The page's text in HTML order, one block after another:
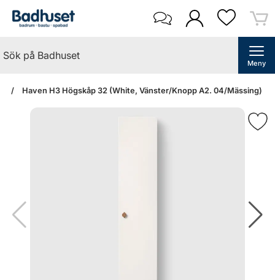
Meny
Haven H3 Högskåp 32 (White, Vänster/Knopp A2. 04/Mässing)